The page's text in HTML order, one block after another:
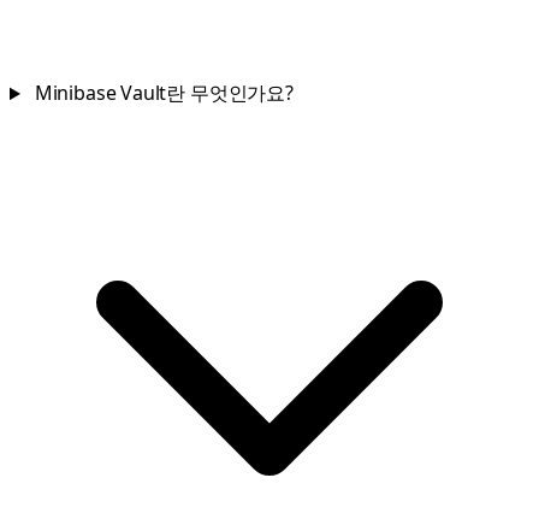
Minibase Vault란 무엇인가요?